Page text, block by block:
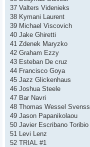
37 Valters Videnieks
38 Kymani Laurent
39 Michael Viscovich
40 Jake Ghiretti
41 Zdenek Maryzko
42 Graham Ezzy
43 Esteban De cruz
44 Francisco Goya
45 Jazz Glickenhaus
46 Joshua Steele
47 Bar Navri
48 Thomas Wessel
49 Jason Papanikolaou
50 Javier Escribano Toribio
51 Levi Lenz
52 TRIAL #1